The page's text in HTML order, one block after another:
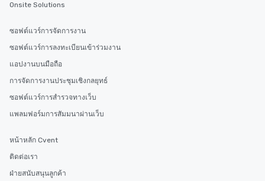
Onsite Solutions
ซอฟต์แวร์การจัดการงาน
ซอฟต์แวร์การลงทะเบียนเข้าร่วมงาน
แอปงานบนมือถือ
การจัดการงานประชุมเชิงกลยุทธ์
ซอฟต์แวร์การสำรวจทางเว็บ
แพลมฟอร์มการสัมมนาผ่านเว็บ
หน้าหลัก Cvent
ติดต่อเรา
ฝ่ายสนับสนุนลูกค้า